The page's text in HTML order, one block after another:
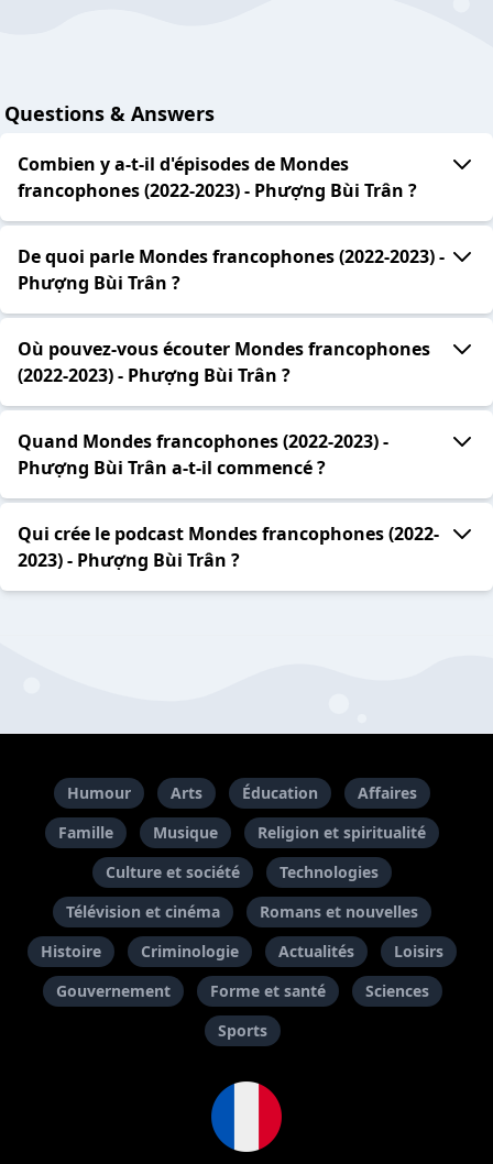
Questions & Answers
Combien y a-t-il d'épisodes de Mondes
francophones (2022-2023) - Phượng Bùi Trân ?
De quoi parle Mondes francophones (2022-2023) -
Phượng Bùi Trân ?
Où pouvez-vous écouter Mondes francophones
(2022-2023) - Phượng Bùi Trân ?
Quand Mondes francophones (2022-2023) -
Phượng Bùi Trân a-t-il commencé ?
Qui crée le podcast Mondes francophones (2022-
2023) - Phượng Bùi Trân ?
Humour Arts Éducation
Affaires
Famille
Musique
Religion et spiritualité
Culture et société
Technologies
Télévision et cinéma
Romans et nouvelles
Histoire
Criminologie Actualités
Loisirs
Gouvernement
Forme et santé
Sciences
Sports